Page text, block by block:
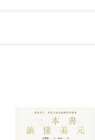
第2條第5款之規定
點選「瀏覽訂單明細
付款方式
Payment